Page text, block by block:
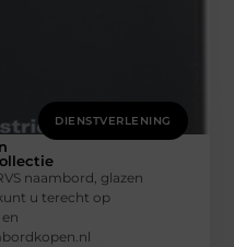
DIENSTVERLENING
naambord, glazen
u terecht op